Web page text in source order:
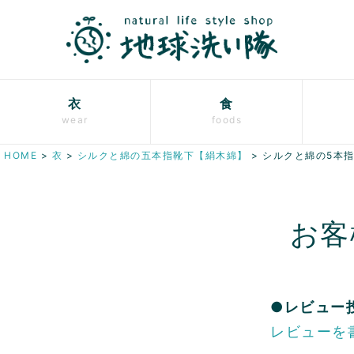
衣
wear
食
foods
HOME 衣 シルクと綿の五本指靴下【絹木綿】 シルクと綿の5本
お
●レビュー
レビュー